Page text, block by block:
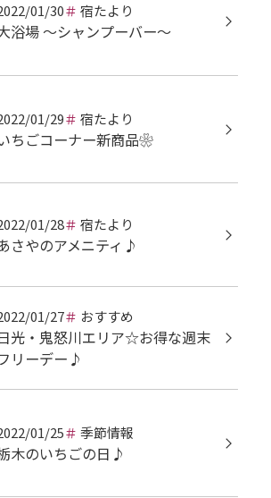
01/30 宿たより
浴場 ～シャンプーバー～
01/29 宿たより
ちごコーナー新商品❀
01/28 宿たより
さやのアメニティ♪
01/27 おすすめ
光・鬼怒川エリア☆お得な週末
リーデー♪
01/25 季節情報
木のいちごの日♪